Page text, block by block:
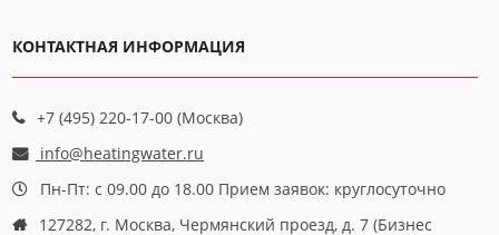
КОНТАКТНАЯ ИНФОРМАЦИЯ
+7 (495) 220-17-00 (Москва)
info@heatingwater.ru
Пн-Пт: с 09.00 до 18.00 Прием заявок: круглосуточно
127282, г. Москва, Чермянский проезд, д. 7 (Бизнес